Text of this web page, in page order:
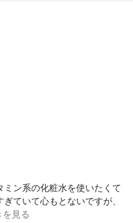
ン系の化粧水を使いたくて
ていて心もとないですが、
を見る